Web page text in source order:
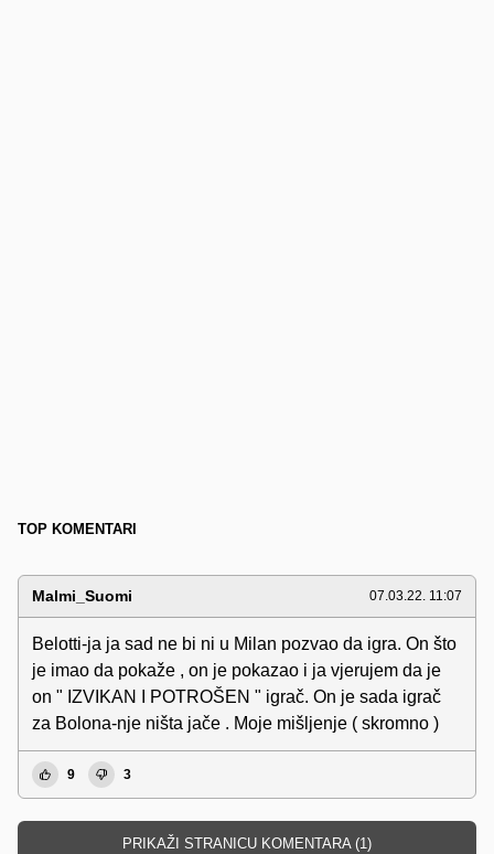
TOP KOMENTARI
Malmi_Suomi 07.03.22. 11:07
Belotti-ja ja sad ne bi ni u Milan pozvao da igra. On što
je imao da pokaže , on je pokazao i ja vjerujem da je
on " IZVIKAN I POTROŠEN " igrač. On je sada igrač
za Bolona-nje ništa jače . Moje mišljenje ( skromno )
9 3
PRIKAŽI STRANICU KOMENTARA (1)